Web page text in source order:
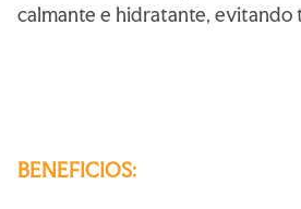
calmante e hidratante, evitando
BENEFICIOS: